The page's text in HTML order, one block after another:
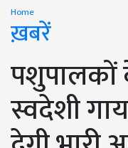
Home
ख़बरें
स्वदेशी